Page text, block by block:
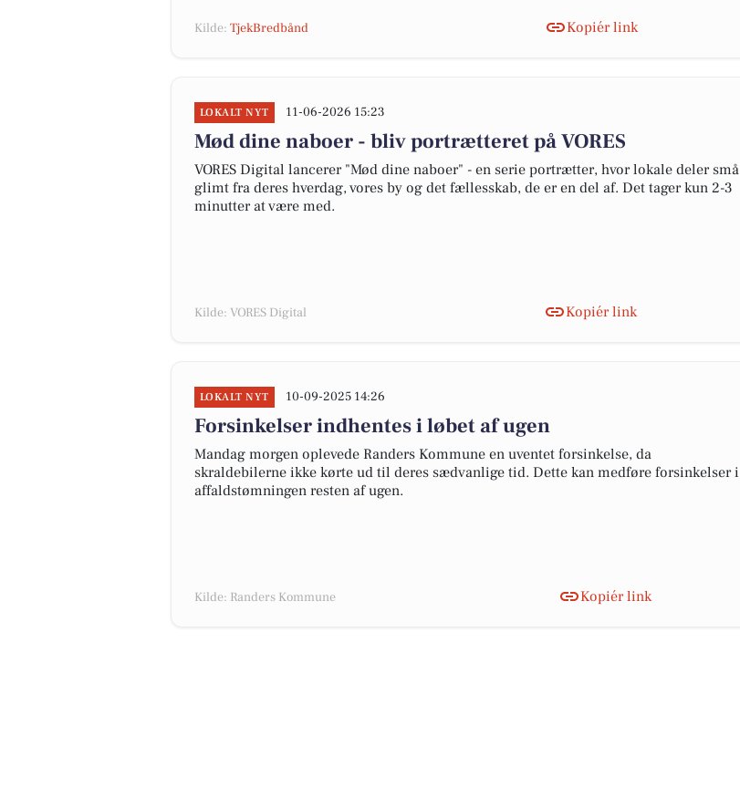
Kilde: TjekBredbånd Kopiér link
LOKALT NYT 11-06-2026 15:23
Mød dine naboer - bliv portrætteret på VORES
VORES Digital lancerer "Mød dine naboer" - en serie portrætter, hvor lokale deler små
glimt fra deres hverdag, vores by og det fællesskab, de er en del af. Det tager kun 2-3
minutter at være med.
Kilde: VORES Digital Kopiér link
LOKALT NYT 10-09-2025 14:26
Forsinkelser indhentes i løbet af ugen
Mandag morgen oplevede Randers Kommune en uventet forsinkelse, da
skraldebilerne ikke kørte ud til deres sædvanlige tid. Dette kan medføre forsinkelser i
affaldstømningen resten af ugen.
Kilde: Randers Kommune Kopiér link